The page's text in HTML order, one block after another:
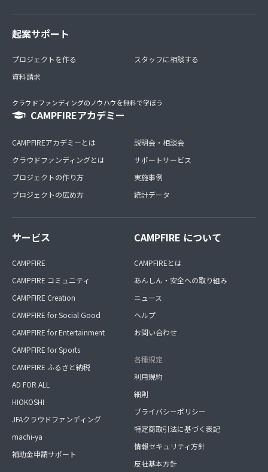
起案サポート
プロジェクトを作る
資料請求
スタッフに相談する
クラウドファンディングのノウハウを無料で学ぼう
CAMPFIREアカデミー
CAMPFIREアカデミーとは
クラウドファンディングとは
プロジェクトの作り方
プロジェクトの広め方
説明会・相談会
サポートサービス
実施事例
統計データ
サービス
CAMPFIRE
CAMPFIRE コミュニティ
CAMPFIRE Creation
CAMPFIRE for Social Good
CAMPFIRE for Entertainment
CAMPFIRE for Sports
CAMPFIRE ふるさと納税
AD FOR ALL
HIOKOSHI
JFAクラウドファンディング
machi-ya
補助金申請サポート
CAMPFIRE について
CAMPFIREとは
あんしん・安全への取り組み
ニュース
ヘルプ
お問い合わせ
各種規定
利用規約
細則
プライバシーポリシー
特定商取引法に基づく表記
情報セキュリティ方針
反社基本方針